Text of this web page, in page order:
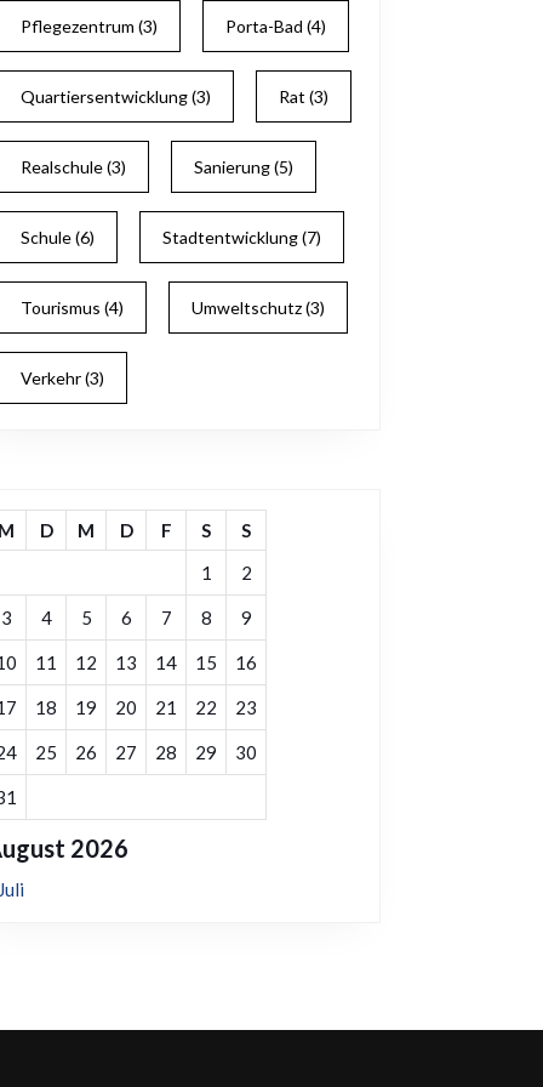
Pflegezentrum (3) Porta-Bad (4)
Quartiersentwicklung(3) Rat (3)
Realschule(3) Sanierung(5)
Schule(6) Stadtentwicklung(7)
Tourismus (4) Umweltschutz(3)
Verkehr(3)
2026
D M D F S
S
1
2
3 4 5 6 7 8 9
11 12 13 14 15 16
18 19 20 21 22 23
25 26 27 28 29 30